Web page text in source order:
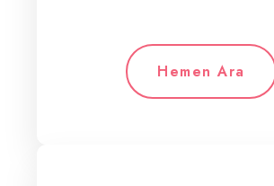
Hemen Ara